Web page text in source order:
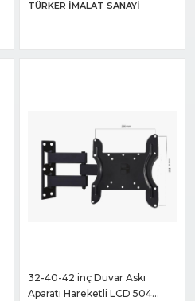
TÜRKER İMALAT SANAYI
32-40-42 inç Duvar Askı
Aparatı Hareketli LCD 504